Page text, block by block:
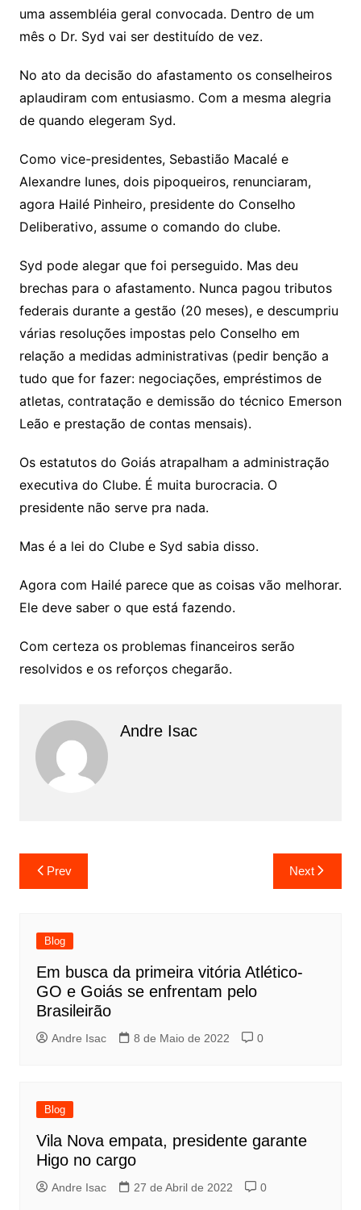
uma assembléia geral convocada. Dentro de um
mês o Dr. Syd vai ser destituído de vez.
No ato da decisão do afastamento os conselheiros
aplaudiram com entusiasmo. Com a mesma alegria
de quando elegeram Syd.
Como vice-presidentes, Sebastião Macalé e
Alexandre Iunes, dois pipoqueiros, renunciaram,
agora Hailé Pinheiro, presidente do Conselho
Deliberativo, assume o comando do clube.
Syd pode alegar que foi perseguido. Mas deu
brechas para o afastamento. Nunca pagou tributos
federais durante a gestão (20 meses), e descumpriu
várias resoluções impostas pelo Conselho em
relação a medidas administrativas (pedir benção a
tudo que for fazer: negociações, empréstimos de
atletas, contratação e demissão do técnico Emerson
Leão e prestação de contas mensais).
Os estatutos do Goiás atrapalham a administração
executiva do Clube. É muita burocracia. O
presidente não serve pra nada.
Mas é a lei do Clube e Syd sabia disso.
Agora com Hailé parece que as coisas vão melhorar.
Ele deve saber o que está fazendo.
Com certeza os problemas financeiros serão
resolvidos e os reforços chegarão.
Andre Isac
Prev Next
Blog
Em busca da primeira vitória Atlético-
GO e Goiás se enfrentam pelo
Brasileirão
Andre Isac 8 de Maio de 2022 0
Blog
Vila Nova empata, presidente garante
Higo no cargo
Andre Isac 27 de Abril de 2022 0